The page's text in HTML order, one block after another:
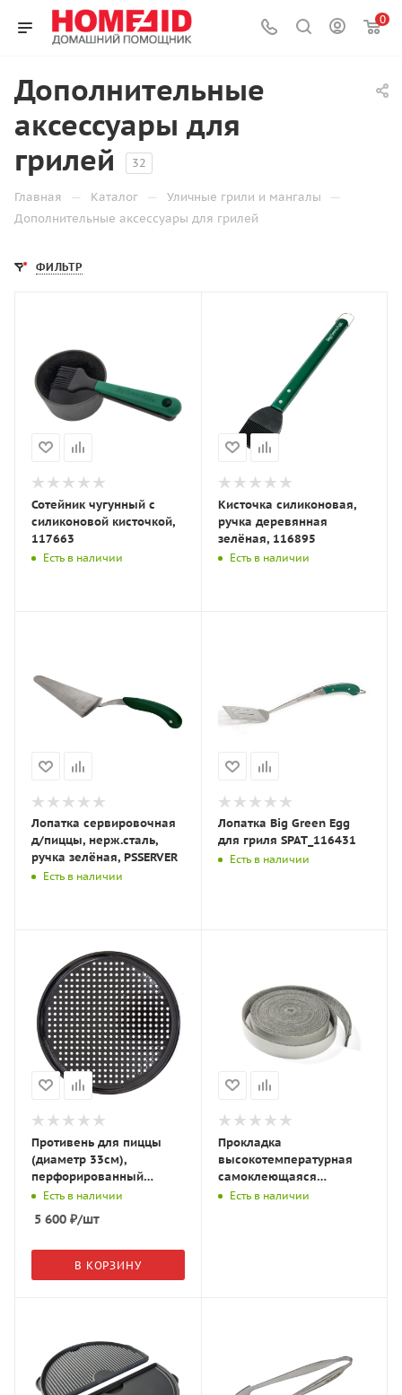
0
Дополнительные
аксессуары для
грилей
32
Главная — Каталог — Уличные грили и мангалы —
Дополнительные аксессуары для грилей
ФИЛЬТР
Сотейник чугунный с
силиконовой кисточкой,
117663
Есть в наличии
Кисточка силиконовая,
ручка деревянная
зелёная, 116895
Есть в наличии
Лопатка сервировочная
д/пиццы, нерж.сталь,
ручка зелёная, PSSERVER
Есть в наличии
Лопатка Big Green Egg
для гриля SPAT_116431
Есть в наличии
Противень для пиццы
(диаметр 33см),
перфорированный
эмалированный для
гриля M/S/MX, PG13R
Есть в наличии
5 600 ₽/шт
В КОРЗИНУ
Прокладка
высокотемпературная
самоклеющаяся
войлочная для гриля
Есть в наличии